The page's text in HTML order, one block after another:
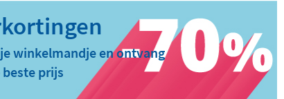
winkelmandje en ontvang
prijs